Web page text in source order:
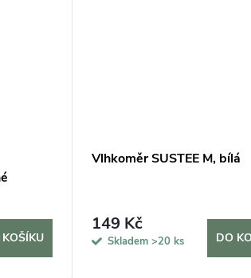
Vlhkoměr SUSTEE M, bílá
149 Kč
Skladem >20 ks DO